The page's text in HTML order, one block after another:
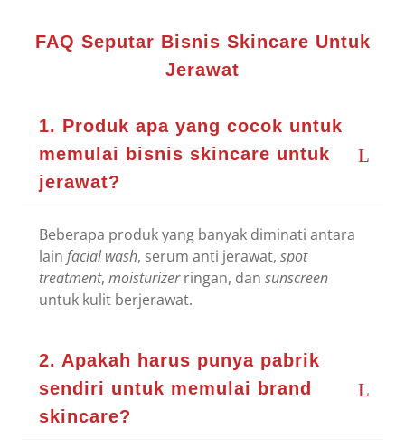
FAQ Seputar Bisnis Skincare Untuk
Jerawat
1. Produk apa yang cocok untuk
memulai bisnis skincare untuk
jerawat?
Beberapa produk yang banyak diminati antara
lainfacial wash, serum anti jerawat, spot
treatment,moisturizerringan, dansunscreen
untuk kulit berjerawat.
2. Apakah harus punya pabrik
sendiri untuk memulai brand
skincare?